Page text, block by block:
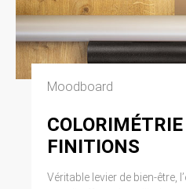
Moodboard
FINITIONS
Véritable levier de bien-être,